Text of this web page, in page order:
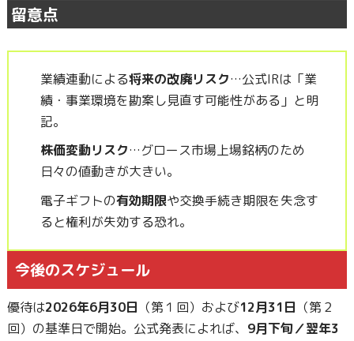
留意点
業績連動による将来の改廃リスク…公式IRは「業
績・事業環境を勘案し見直す可能性がある」と明
記。
株価変動リスク…グロース市場上場銘柄のため
日々の値動きが大きい。
電子ギフトの有効期限や交換手続き期限を失念す
ると権利が失効する恐れ。
今後のスケジュール
優待は2026年6月30日 （第１回）および12月31日 （第２
回）の基準日で開始。公式発表によれば、 9月下旬／翌年3